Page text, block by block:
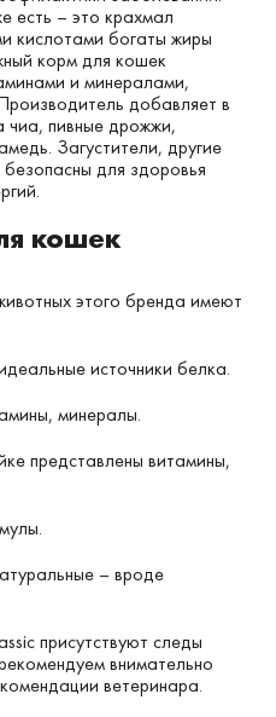
есть – это крахмал
кислотами богаты жиры
корм для кошек
и минералами,
добавляет в
чиа, пивные дрожжи,
Загустители, другие
для здоровья
кошек
этого бренда имеют
источники белка.
минералы.
представлены витамины,
– вроде
присутствуют следы
внимательно
ветеринара.